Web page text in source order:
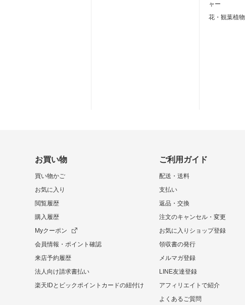
ャー
花・観葉植物
お買い物
買い物かご
お気に入り
閲覧履歴
購入履歴
Myクーポン
会員情報・ポイント確認
来店予約履歴
法人向け請求書払い
楽天IDとビックポイントカードの紐付け
ご利用ガイド
配送・送料
支払い
返品・交換
注文のキャンセル・変更
お気に入りショップ登録
領収書の発行
メルマガ登録
LINE友達登録
アフィリエイトで紹介
よくあるご質問